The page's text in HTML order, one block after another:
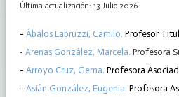
Última actualización: 13 Julio 2026
- Ábalos Labruzzi, Camilo. Profesor
- Arenas González, Marcela. Profesora
- Arroyo Cruz, Gema. Profesora
- Asián González, Eugenia. Profesora